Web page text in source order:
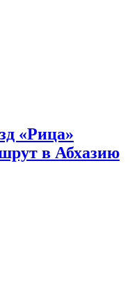
«Рица»
в Абхазию